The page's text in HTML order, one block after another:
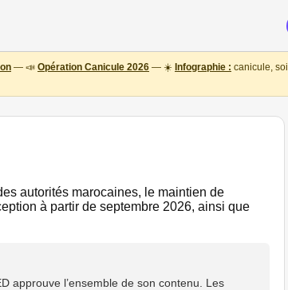
— 📣 Opération Canicule 2026 — ☀️ Infographie : canicule,
autorités marocaines, le maintien de
à partir de septembre 2026, ainsi que
approuve l’ensemble de son contenu. Les